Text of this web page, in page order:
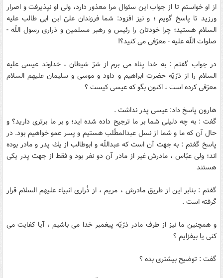
از او خواستم تا از جواب این سئوال مرا معذور دارد، ولى او نپذیرفت و اصرار
ورزید تا پاسخ گویم ؛ و نیز افزود: شما فرزندان علىّ ابن ابى طالب علیه
السلام هستید؛ چرا خودتان را رئیس و رهبر مسلمین و ذرارى رسول اللّه -
صلوات اللّه علیه - معرّفى مى كنید؟!
در جواب گفتم : به خدا پناه مى برم از شرّ شیطان ، خداوند عیسى علیه
السلام را از ذرّیّه حضرت ابراهیم و داود و موسى و سلیمان علیهم السلام
معرّفى كرده است ، اكنون بگو كه عیسى كیست ؟
هارون پاسخ داد: عیسى پدر نداشت .
گفت : به چه دلیلى شما بر ما ترجیح داده شده اید؛ و بر ما برترى دارید؟ و
حال آن كه ما و شما از نسل عبدالمطّلب هستیم و پسر عمو خواهیم بود. در
پاسخ گفتم : به جهت آن است كه عبداللّه و ابوطالب از یك پدر و مادر بوده
اند؛ ولى عبّاس ، مادرش غیر از مادر آن دو نفر بود و فقط از جهت پدر یكى
هستند
گفتم : بنابر این از طریق مادرش ، مریم ، از ذُرارى انبیاء علیهم السلام قرار
گرفته است .
و همچنین ما نیز از طرف مادر ذرّیّه پیغمبر خدا مى باشیم ، آیا كفایت مى
كنى یا بیفزایم ؟
گفت : توضیح بیشترى بده ؟